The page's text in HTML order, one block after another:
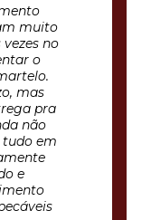
muito
no
o
mas
pra
não
em
e